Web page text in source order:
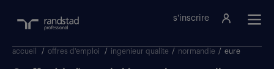
s'inscrire
accueil / offres d'emploi / ingenieur qualite / normandie / eure